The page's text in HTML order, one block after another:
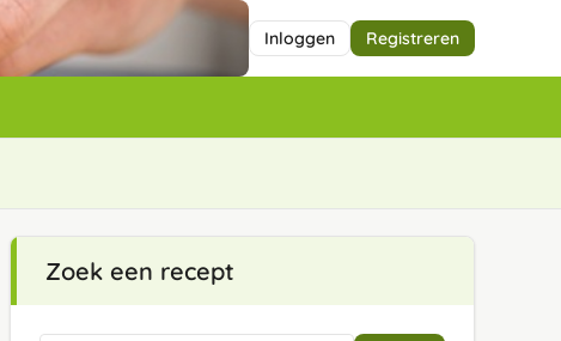
Inloggen Registreren
Zoek een recept